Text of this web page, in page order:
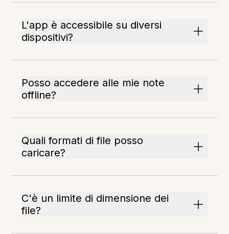
L'app è accessibile su diversi
dispositivi?
Posso accedere alle mie note
offline?
Quali formati di file posso
caricare?
C'è un limite di dimensione dei
file?